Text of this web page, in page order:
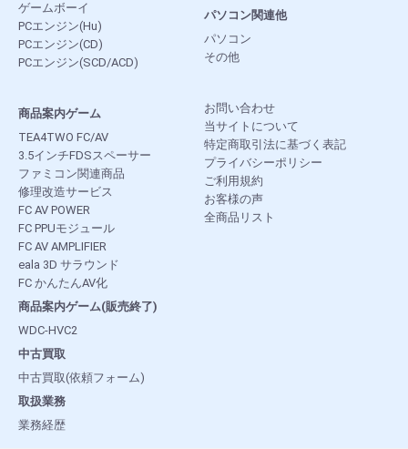
ゲームボーイ
PCエンジン(Hu)
PCエンジン(CD)
PCエンジン(SCD/ACD)
パソコン関連他
パソコン
その他
商品案内ゲーム
TEA4TWO FC/AV
3.5インチFDSスペーサー
ファミコン関連商品
修理改造サービス
FC AV POWER
FC PPUモジュール
FC AV AMPLIFIER
eala 3D サラウンド
FC かんたんAV化
商品案内ゲーム(販売終了)
WDC-HVC2
中古買取
中古買取(依頼フォーム)
取扱業務
業務経歴
お問い合わせ
当サイトについて
特定商取引法に基づく表記
プライバシーポリシー
ご利用規約
お客様の声
全商品リスト